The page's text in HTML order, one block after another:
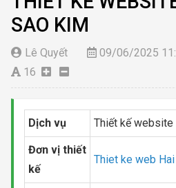
SAO KIM
Lê Quyết 09/06/2025
16
Dịch vụ Thiết kế website
Đơn vị thiết
kế
Thiet ke web